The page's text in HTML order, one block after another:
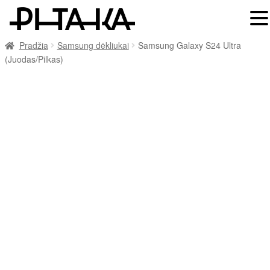
Pradžia Samsung dėkliukai
Samsung Galaxy S24 Ultra
(Juodas/Pilkas)